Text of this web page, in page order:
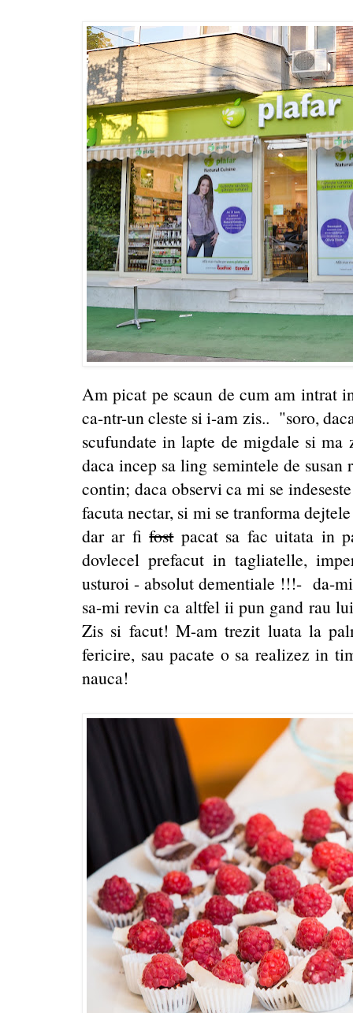
Am picat pe scaun de cum am intrat
ca-ntr-un cleste si i-am zis.. "soro,
scufundate in lapte de migdale si ma
daca incep sa ling semintele de
contin; daca observi ca mi se
facuta nectar, si mi se tranforma
dar ar fifostpacat sa fac uitata in
dovlecel prefacut in tagliatelle,
usturoi - absolut dementiale !!!- da-
sa-mi revin ca altfel ii pun gand rau
Zis si facut! M-am trezit luata la
fericire, sau pacate o sa realizez in
nauca!